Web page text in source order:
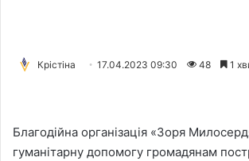
Крістіна 17.04.2023 09:30 48 1
Благодійна організація «Зоря
гуманітарну допомогу громадянам